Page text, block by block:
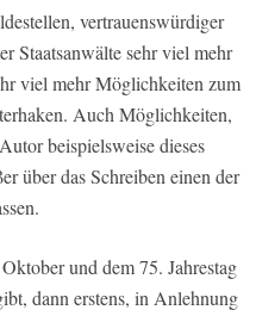
vertrauenswürdiger
Staatsanwälte sehr viel mehr
viel mehr Möglichkeiten zum
Auch Möglichkeiten,
beispielsweise dieses
über das Schreiben einen der
und dem 75. Jahrestag
dann erstens, in Anlehnung